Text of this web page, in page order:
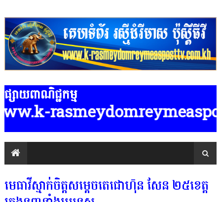
ផ្សាយពាណិជ្ជកម្ម
មេធាវីស្មាក់ចិត្តសម្តេចតេជោហ៑ុន សែន ២៥ខេត្ត